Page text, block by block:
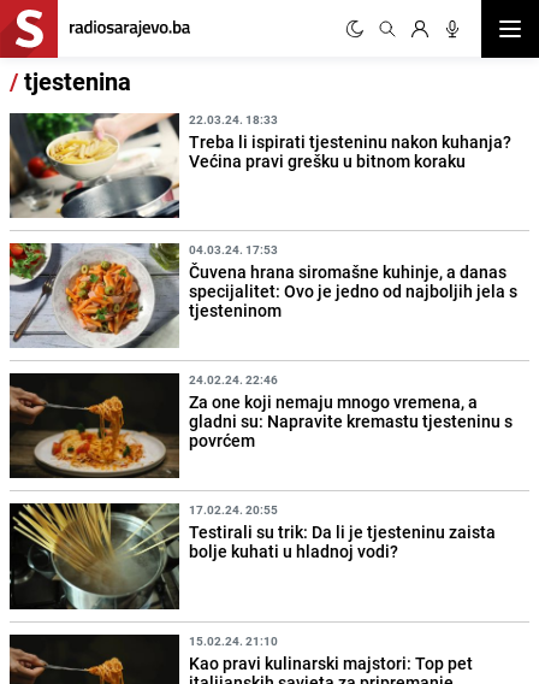
/tjestenina
22.03.24. 18:33
Treba li ispirati tjesteninu nakon kuhanja?
Većina pravi grešku u bitnom koraku
04.03.24. 17:53
Čuvena hrana siromašne kuhinje, a danas
specijalitet: Ovo je jedno od najboljih jela s
tjesteninom
24.02.24. 22:46
Za one koji nemaju mnogo vremena, a
gladni su: Napravite kremastu tjesteninu s
povrćem
17.02.24. 20:55
Testirali su trik: Da li je tjesteninu zaista
bolje kuhati u hladnoj vodi?
15.02.24. 21:10
Kao pravi kulinarski majstori: Top pet